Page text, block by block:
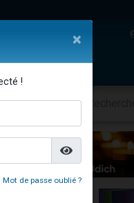
insalubre
Musique Paracha
×
!
Mot de passe oublié ?